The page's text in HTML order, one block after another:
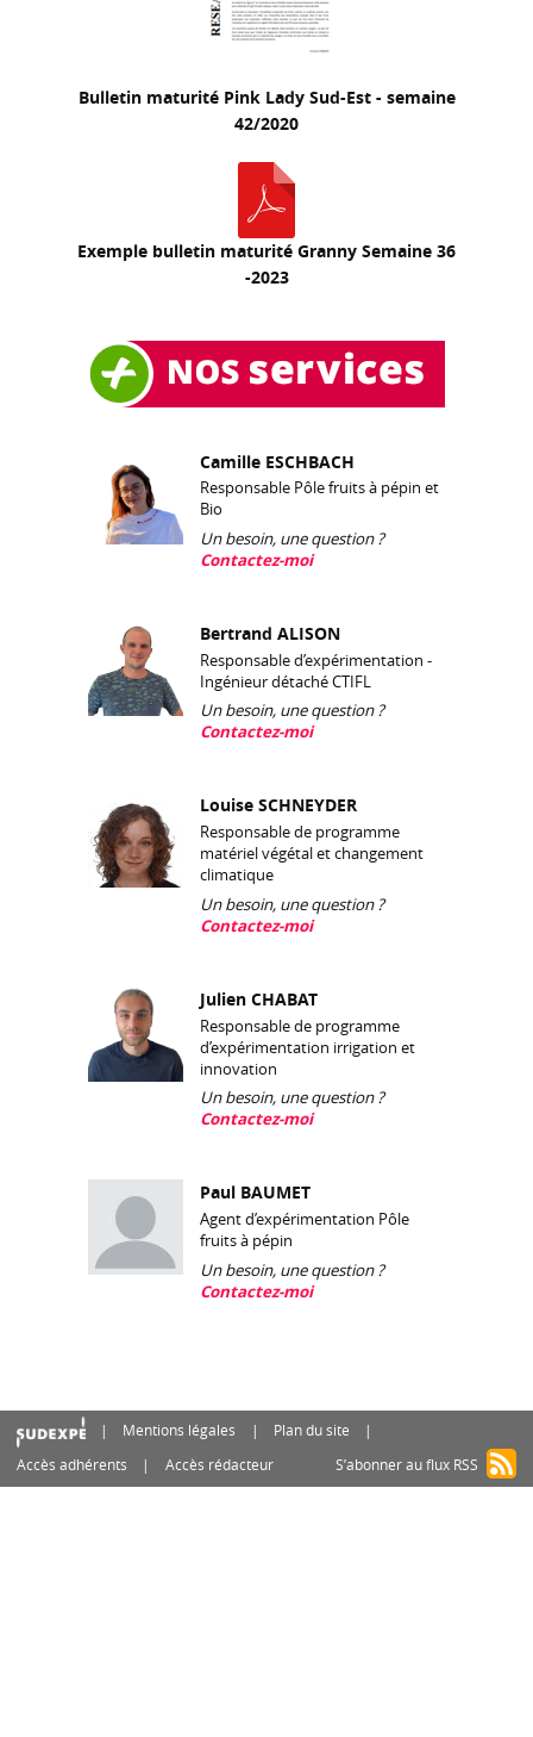
Bulletin maturité Pink Lady Sud-Est - semaine
42/2020
Exemple bulletin maturité Granny Semaine 36
-2023
Camille ESCHBACH
Responsable Pôle fruits à pépin et
Bio
Un besoin, une question ?
Contactez-moi
Bertrand ALISON
Responsable d’expérimentation -
Ingénieur détaché CTIFL
Un besoin, une question ?
Contactez-moi
Louise SCHNEYDER
Responsable de programme
matériel végétal et changement
climatique
Un besoin, une question ?
Contactez-moi
Julien CHABAT
Responsable de programme
d’expérimentation irrigation et
innovation
Un besoin, une question ?
Contactez-moi
Paul BAUMET
Agent d’expérimentation Pôle
fruits à pépin
Un besoin, une question ?
Contactez-moi
Mentions légales
Plan du site
Accès adhérents
Accès rédacteur S’abonner au flux RSS